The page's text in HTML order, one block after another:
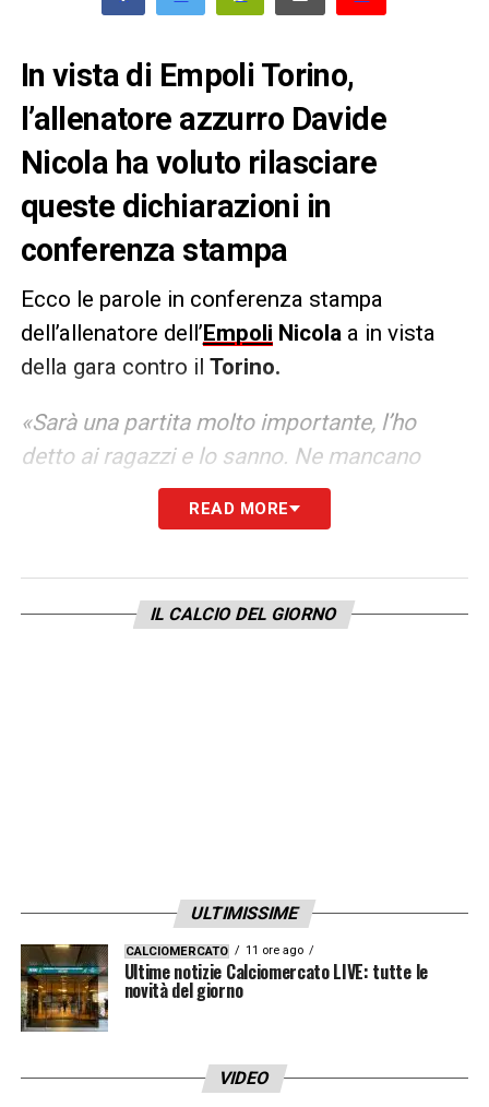
In vista di Empoli Torino,
l’allenatore azzurro Davide
Nicola ha voluto rilasciare
queste dichiarazioni in
conferenza stampa
Ecco le parole in conferenza stampa
dell’allenatore dell’Empoli Nicola a in vista
della gara contro il Torino.
«Sarà una partita molto importante, l’ho
detto ai ragazzi e lo sanno. Ne mancano
otto, ma noi ragioniamo sempre sulla
singola: domani giochiamo anche per primi,
Conta quello che facciamo noi, io penso che
LA PLAYLIST DELLE NOSTRE TOP NEWS
READ MORE
IL CALCIO DEL GIORNO
ULTIMISSIME
CALCIOMERCATO 11 ore ago
Ultime notizie Calciomercato LIVE: tutte le
novità del giorno
VIDEO